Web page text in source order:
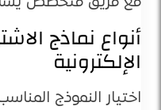
أنواع نماذج
الإلكترونية
اختيار النموذج